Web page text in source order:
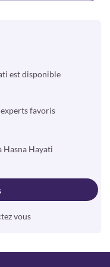
est disponible
favoris
Hasna Hayati
vous